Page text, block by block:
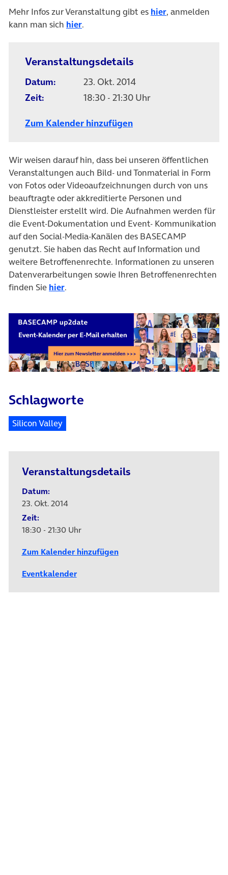
Mehr Infos zur Veranstaltung gibt es hier(öffnet in
, anmelden
kann man sich hier(öffnet in neuem Tab)
.
Veranstaltungsdetails
Datum:
23. Okt. 2014
Zeit:
18:30 - 21:30 Uhr
Zum Kalender hinzufügen
Wir weisen darauf hin, dass bei unseren öffentlichen
Veranstaltungen auch Bild- und Tonmaterial in Form
von Fotos oder Videoaufzeichnungen durch von uns
beauftragte oder akkreditierte Personen und
Dienstleister erstellt wird. Die Aufnahmen werden für
die Event-Dokumentation und Event- Kommunikation
auf den Social-Media-Kanälen des BASECAMP
genutzt. Sie haben das Recht auf Information und
weitere Betroffenenrechte. Informationen zu unseren
Datenverarbeitungen sowie Ihren Betroffenenrechten
finden Sie hier.
Schlagworte
Silicon Valley
Veranstaltungsdetails
Datum:
23. Okt. 2014
Zeit:
18:30 - 21:30 Uhr
Zum Kalender hinzufügen
Eventkalender